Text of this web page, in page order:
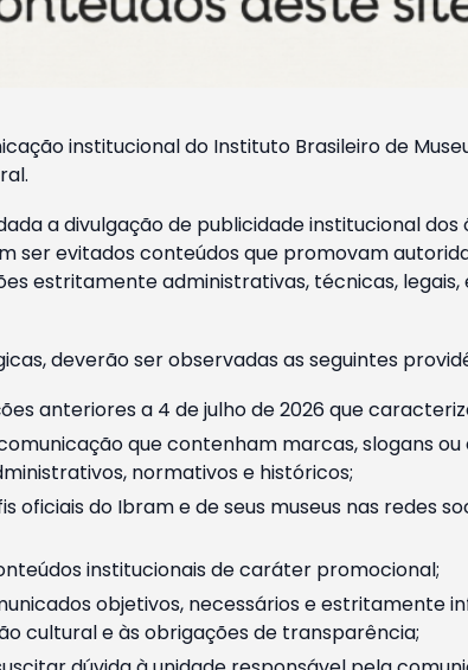
institucional do Instituto Brasileiro de
a divulgação de publicidade institucional
ser evitados conteúdos que promovam
estritamente administrativas, técnicas,
deverão ser observadas as seguintes
anteriores a 4 de julho de 2026 que
que contenham marcas, slogans
normativos e históricos;
do Ibram e de seus museus nas redes
institucionais de caráter promocional;
objetivos, necessários e estritamente
cultural e às obrigações de transparência;